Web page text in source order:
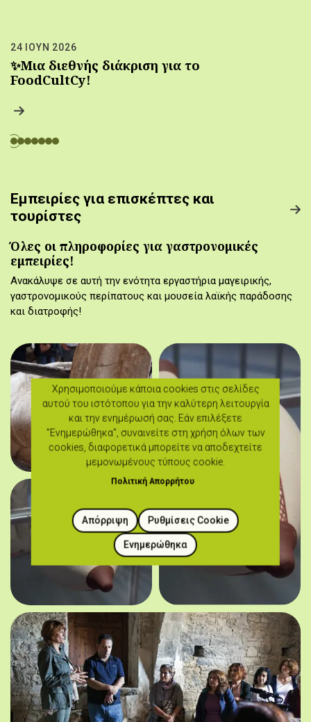
24 ΙΟΥΝ 2026
✨Μια διεθνής διάκριση για το
FoodCultCy!
Εμπειρίες για επισκέπτες και
τουρίστες
Όλες οι πληροφορίες για γαστρονομικές
εμπειρίες!
Ανακάλυψε σε αυτή την ενότητα εργαστήρια μαγειρικής,
γαστρονομικούς περίπατους και μουσεία λαϊκής παράδοσης
και διατροφής!
Χρησιμοποιούμε κάποια cookies στις σελίδες
αυτού του ιστότοπου για την καλύτερη λειτουργία
και την ενημέρωσή σας. Εάν επιλέξετε
"Ενημερώθηκα", συναινείτε στη χρήση όλων των
cookies, διαφορετικά μπορείτε να αποδεχτείτε
μεμονωμένους τύπους cookie.
Πολιτική Απορρήτου
Ρυθμίσεις Cookie
Απόρριψη
Ενημερώθηκα